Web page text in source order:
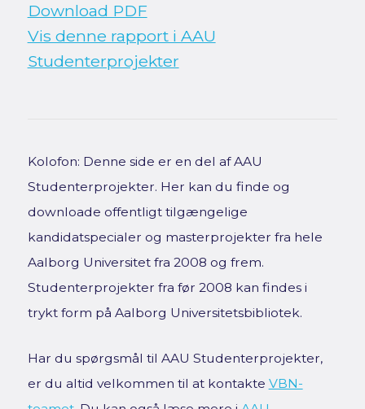
Download PDF
Vis denne rapport i AAU
Studenterprojekter
Kolofon: Denne side er en del af AAU
Studenterprojekter. Her kan du finde og
downloade offentligt tilgængelige
kandidatspecialer og masterprojekter fra hele
Aalborg Universitet fra 2008 og frem.
Studenterprojekter fra før 2008 kan findes i
trykt form på Aalborg Universitetsbibliotek.
Har du spørgsmål til AAU Studenterprojekter,
er du altid velkommen til at kontakte VBN-